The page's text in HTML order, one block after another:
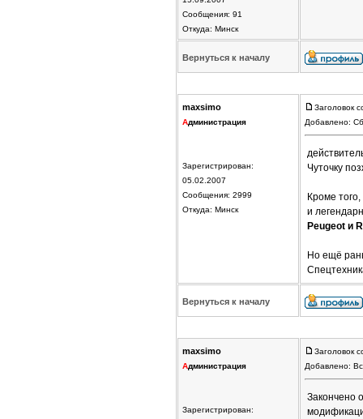
Сообщения: 91
Откуда: Минск
Вернуться к началу
maxsimo
Администрация
Зарегистрирован:
05.02.2007
Сообщения: 2999
Откуда: Минск
Заголовок
Добавлено:
Чуточку
Кроме
и
Peugeot и
Но ещё
Вернуться к началу
maxsimo
Администрация
Зарегистрирован:
Заголовок
Добавлено:
Закончено